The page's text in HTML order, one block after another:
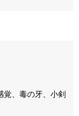
、毒の牙、小剣